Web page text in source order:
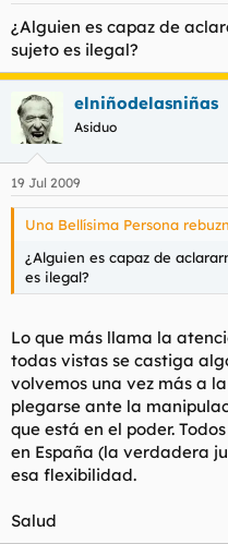
¿Alguien es capaz de
sujeto es ilegal?
elniñodelasniñas
Asiduo
19 Jul 2009
Una Bellísima Persona
¿Alguien es capaz de
es ilegal?
Lo que más llama la
todas vistas se castiga
volvemos una vez más a
plegarse ante la
que está en el poder.
en España (la verdadera
esa flexibilidad.
Salud